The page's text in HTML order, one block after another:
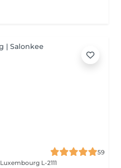
59
Luxembourg L-2111